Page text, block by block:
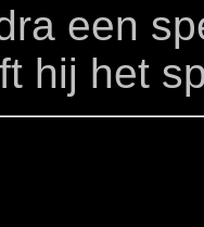
een
hij het